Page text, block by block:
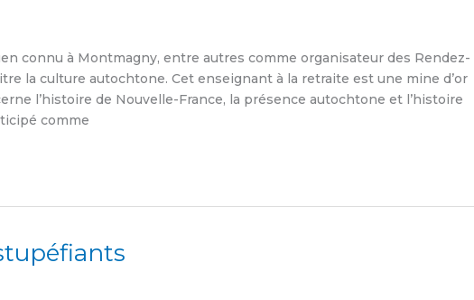
connu à Montmagny, entre autres comme organisateur des Rendez-
la culture autochtone. Cet enseignant à la retraite est une mine d’or
l’histoire de Nouvelle-France, la présence autochtone et l’histoire
comme